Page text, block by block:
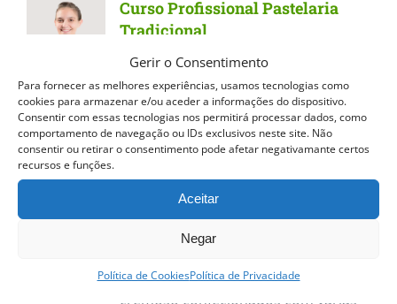
Gerir o Consentimento
Para fornecer as melhores experiências, usamos tecnologias como
cookies para armazenar e/ou aceder a informações do dispositivo.
Consentir com essas tecnologias nos permitirá processar dados, como
comportamento de navegação ou IDs exclusivos neste site. Não
consentir ou retirar o consentimento pode afetar negativamante certos
recursos e funções.
Aceitar
Negar
Política de CookiesPolítica de Privacidade
variants.
may
be
on
the
product
page
Curso Profissional Pastelaria
Tradicional
Curso Profissional Pastelaria
TradicionalDos quentinhos e
estaladiços Pastéis de Nata aos
deliciosos Croissants, o curso de
trabalhar vasta gama de produtos.
Destacamos os Pastéis de Nata, com
a sua massa estaladiça e recheio
cremoso confecionados com várias